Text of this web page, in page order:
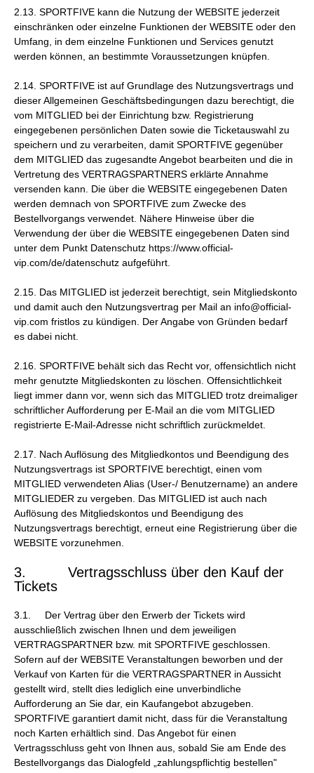
2.13. SPORTFIVE kann die Nutzung der WEBSITE jederzeit
einschränken oder einzelne Funktionen der WEBSITE oder den
Umfang, in dem einzelne Funktionen und Services genutzt
werden können, an bestimmte Voraussetzungen knüpfen.
2.14. SPORTFIVE ist auf Grundlage des Nutzungsvertrags und
dieser Allgemeinen Geschäftsbedingungen dazu berechtigt, die
vom MITGLIED bei der Einrichtung bzw. Registrierung
eingegebenen persönlichen Daten sowie die Ticketauswahl zu
speichern und zu verarbeiten, damit SPORTFIVE gegenüber
dem MITGLIED das zugesandte Angebot bearbeiten und die in
Vertretung des VERTRAGSPARTNERS erklärte Annahme
versenden kann. Die über die WEBSITE eingegebenen Daten
werden demnach von SPORTFIVE zum Zwecke des
Bestellvorgangs verwendet. Nähere Hinweise über die
Verwendung der über die WEBSITE eingegebenen Daten sind
unter dem Punkt Datenschutz https://www.official-
vip.com/de/datenschutz aufgeführt.
2.15. Das MITGLIED ist jederzeit berechtigt, sein Mitgliedskonto
und damit auch den Nutzungsvertrag per Mail an info@official-
vip.com fristlos zu kündigen. Der Angabe von Gründen bedarf
es dabei nicht.
2.16. SPORTFIVE behält sich das Recht vor, offensichtlich nicht
mehr genutzte Mitgliedskonten zu löschen. Offensichtlichkeit
liegt immer dann vor, wenn sich das MITGLIED trotz dreimaliger
schriftlicher Aufforderung per E-Mail an die vom MITGLIED
registrierte E-Mail-Adresse nicht schriftlich zurückmeldet.
2.17. Nach Auflösung des Mitgliedkontos und Beendigung des
Nutzungsvertrags ist SPORTFIVE berechtigt, einen vom
MITGLIED verwendeten Alias (User-/ Benutzername) an andere
MITGLIEDER zu vergeben. Das MITGLIED ist auch nach
Auflösung des Mitgliedskontos und Beendigung des
Nutzungsvertrags berechtigt, erneut eine Registrierung über die
WEBSITE vorzunehmen.
3. Vertragsschluss über den Kauf der
Tickets
3.1. Der Vertrag über den Erwerb der Tickets wird
ausschließlich zwischen Ihnen und dem jeweiligen
VERTRAGSPARTNER bzw. mit SPORTFIVE geschlossen.
Sofern auf der WEBSITE Veranstaltungen beworben und der
Verkauf von Karten für die VERTRAGSPARTNER in Aussicht
gestellt wird, stellt dies lediglich eine unverbindliche
Aufforderung an Sie dar, ein Kaufangebot abzugeben.
SPORTFIVE garantiert damit nicht, dass für die Veranstaltung
noch Karten erhältlich sind. Das Angebot für einen
Vertragsschluss geht von Ihnen aus, sobald Sie am Ende des
Bestellvorgangs das Dialogfeld „zahlungspflichtig bestellen"